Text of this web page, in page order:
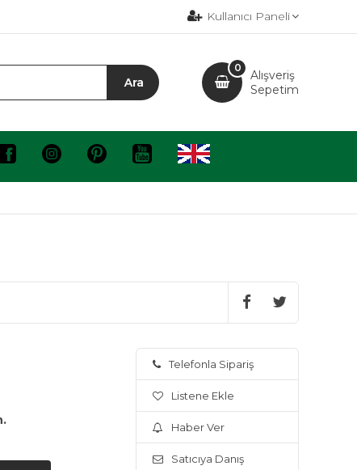
Kullanıcı Paneli
Alışveriş
Sepetim
0
Telefonla Sipariş
Listene Ekle
Haber Ver
Satıcıya Danış